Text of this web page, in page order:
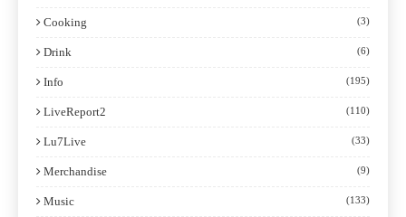
Cooking (3)
Drink (6)
Info (195)
LiveReport2 (110)
Lu7Live (33)
Merchandise (9)
Music (133)